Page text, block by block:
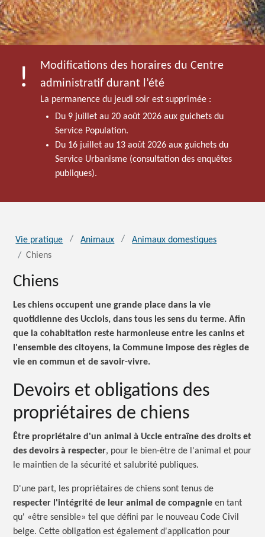
Modifications des horaires du Centre
administratif durant l’été
La permanence du jeudi soir est supprimée :
Du 9 juillet au 20 août 2026 aux guichets du
Service Population.
Du 16 juillet au 13 août 2026 aux guichets du
Service Urbanisme (consultation des enquêtes
publiques).
Vie pratique Animaux
Animaux domestiques
Chiens
Chiens
Les chiens occupent une grande place dans la vie
quotidienne des Ucclois, dans tous les sens du terme. Afin
que la cohabitation reste harmonieuse entre les canins et
l'ensemble des citoyens, la Commune impose des règles de
vie en commun et de savoir-vivre.
Devoirs et obligations des
propriétaires de chiens
Être propriétaire d'un animal à Uccle entraîne des droits et
des devoirs à respecter, pour le bien-être de l'animal et pour
le maintien de la sécurité et salubrité publiques.
D'une part, les propriétaires de chiens sont tenus de
respecter l'intégrité de leur animal de compagnie en tant
qu' «être sensible» tel que défini par le nouveau Code Civil
belge. Cette obligation est également d'application pour